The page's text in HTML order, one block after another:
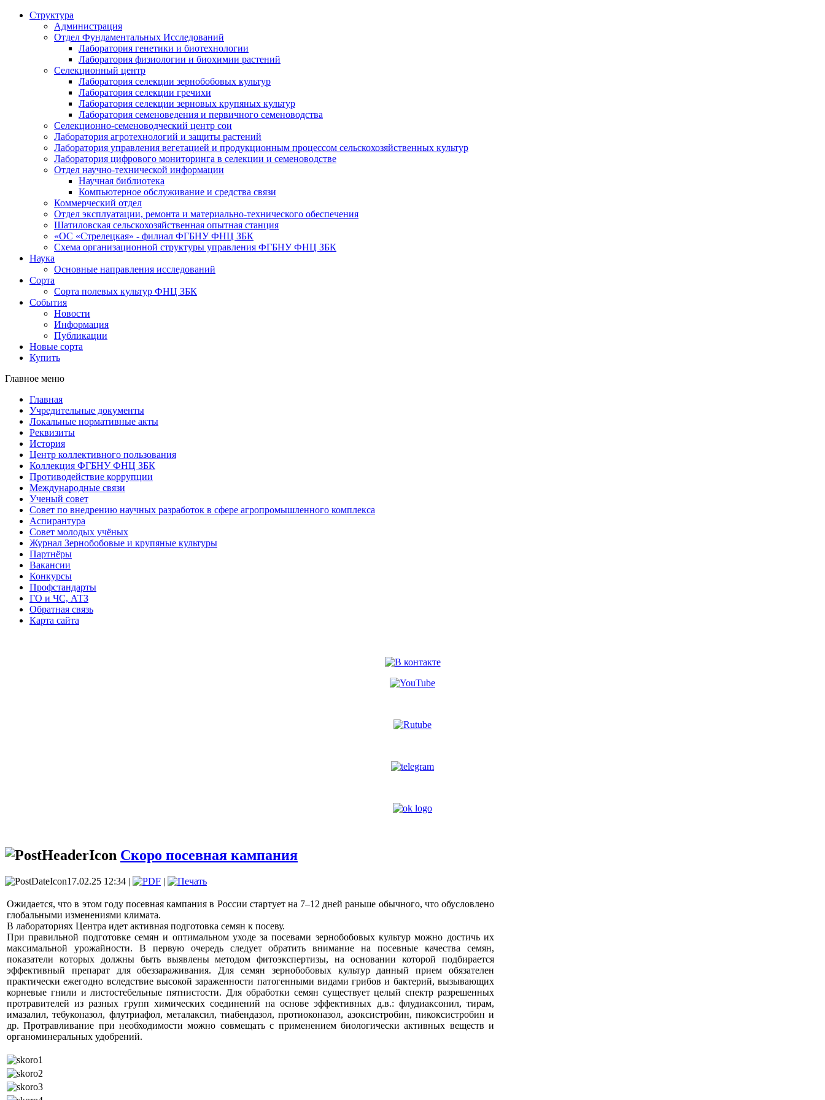
Структура
Администрация
Отдел Фундаментальных Исследований
Лаборатория генетики и биотехнологии
Лаборатория физиологии и биохимии растений
Селекционный центр
Лаборатория селекции зернобобовых культур
Лаборатория селекции гречихи
Лаборатория селекции зерновых крупяных культур
Лаборатория семеноведения и первичного семеноводства
Селекционно-семеноводческий центр сои
Лаборатория агротехнологий и защиты растений
Лаборатория управления вегетацией и продукционным процессом сельскохозяйственных культур
Лаборатория цифрового мониторинга в селекции и семеноводстве
Отдел научно-технической информации
Научная библиотека
Компьютерное обслуживание и средства связи
Коммерческий отдел
Отдел эксплуатации, ремонта и материально-технического обеспечения
Шатиловская сельскохозяйственная опытная станция
«ОС «Стрелецкая» - филиал ФГБНУ ФНЦ ЗБК
Схема организационной структуры управления ФГБНУ ФНЦ ЗБК
Наука
Основные направления исследований
Сорта
Сорта полевых культур ФНЦ ЗБК
События
Новости
Информация
Публикации
Новые сорта
Купить
Главное меню
Главная
Учредительные документы
Локальные нормативные акты
Реквизиты
История
Центр коллективного пользования
Коллекция ФГБНУ ФНЦ ЗБК
Противодействие коррупции
Международные связи
Ученый совет
Совет по внедрению научных разработок в сфере агропромышленного комплекса
Аспирантура
Совет молодых учёных
Журнал Зернобобовые и крупяные культуры
Партнёры
Вакансии
Конкурсы
Профстандарты
ГО и ЧС, АТЗ
Обратная связь
Карта сайта
Скоро посевная кампания
17.02.25 12:34 | |
Ожидается, что в этом году посевная кампания в России стартует на 7–12 дней раньше обычного, что обусловлено
глобальными изменениями климата.
В лабораториях Центра идет активная подготовка семян к посеву.
При правильной подготовке семян и оптимальном уходе за посевами зернобобовых культур можно достичь их
максимальной урожайности. В первую очередь следует обратить внимание на посевные качества семян,
показатели которых должны быть выявлены методом фитоэкспертизы, на основании которой подбирается
эффективный препарат для обеззараживания. Для семян зернобобовых культур данный прием обязателен
практически ежегодно вследствие высокой зараженности патогенными видами грибов и бактерий, вызывающих
корневые гнили и листостебельные пятнистости. Для обработки семян существует целый спектр разрешенных
протравителей из разных групп химических соединений на основе эффективных д.в.: флудиаксонил, тирам,
имазалил, тебуконазол, флутриафол, металаксил, тиабендазол, протиоконазол, азоксистробин, пикоксистробин и
др. Протравливание при необходимости можно совмещать с применением биологически активных веществ и
органоминеральных удобрений.